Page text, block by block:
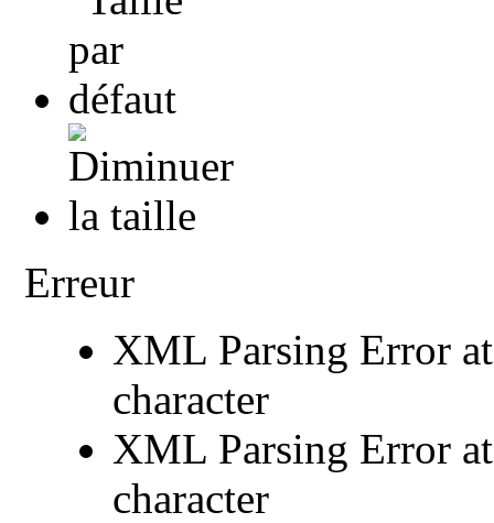
Erreur
XML Parsing Error
character
XML Parsing Error
character